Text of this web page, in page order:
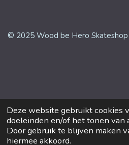
Deze website gebruikt cookies
doeleinden en/of het tonen van
Door gebruik te blijven maken
hiermee akkoord.
© 2025 Wood be Hero Skateshop